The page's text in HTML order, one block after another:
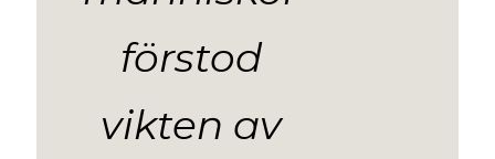
förstod
vikten av